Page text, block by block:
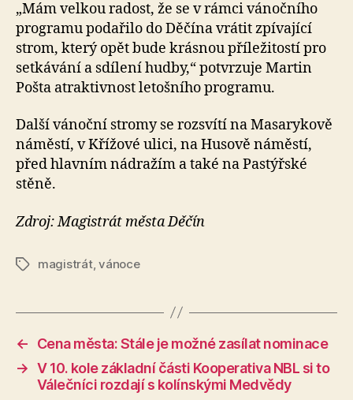
„Mám velkou radost, že se v rámci vánočního
programu podařilo do Děčína vrátit zpívající
strom, který opět bude krásnou příležitostí pro
setkávání a sdílení hudby,“ potvrzuje Martin
Pošta atraktivnost letošního programu.
Další vánoční stromy se rozsvítí na Masarykově
náměstí, v Křížové ulici, na Husově náměstí,
před hlavním nádražím a také na Pastýřské
stěně.
Zdroj: Magistrát města Děčín
Štítkymagistrát,vánoce
←
Cena města: Stále je možné zasílat nominace
→ V 10. kole základní části Kooperativa NBL si to
Válečníci rozdají s kolínskými Medvědy